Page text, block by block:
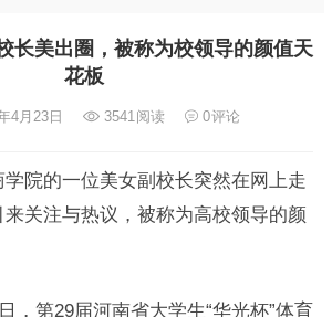
长美出圈，被称为校领导的颜值天
花板
4月23日 3541阅读 0评论
院的一位美女副校长突然在网上走
关注与热议，被称为高校领导的颜
，第29届河南省大学生“华光杯”体育